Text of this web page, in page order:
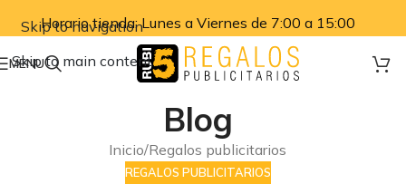
Skip to navigation
Skip to main content
Horario tienda: Lunes a Viernes de 7:00 a 15:00
MENU
Blog
Inicio Regalos publicitarios
REGALOS PUBLICITARIOS